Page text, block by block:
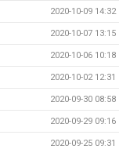
2020-10-09 14:32
2020-10-07 13:15
2020-10-06 10:18
2020-10-02 12:31
2020-09-30 08:58
2020-09-29 09:16
2020-09-25 09:31